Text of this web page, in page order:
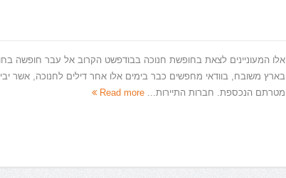
אלו המעוניינים לצאת בחופשת חנוכה בבודפשט הקרוב אל עבר חופשה
בארץ משובח, בוודאי מחפשים כבר בימים אלו אחר דילים לחנוכה, אשר
מטרתם הנכספת. חברות התיירות...Read more